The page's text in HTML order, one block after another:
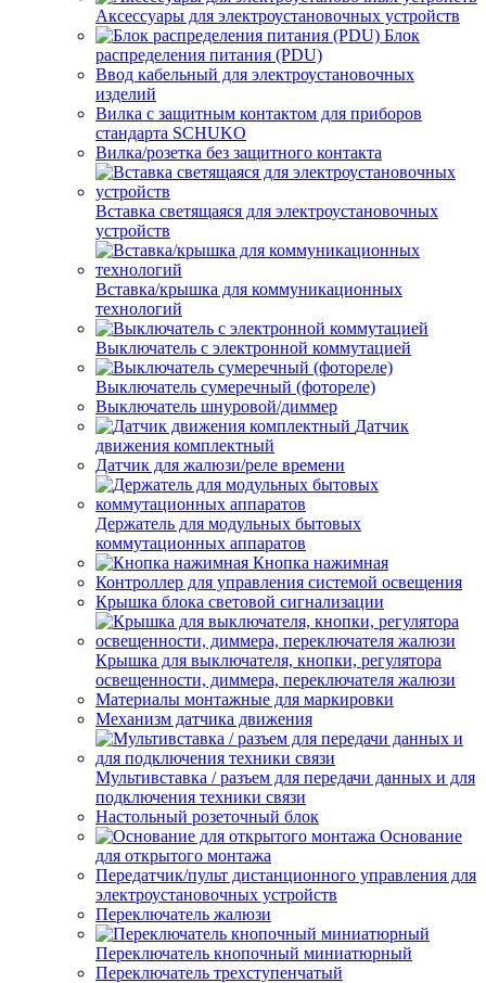
Аксессуары для электроустановочных устройств
Блок
распределения питания (PDU)
Ввод кабельный для электроустановочных
изделий
Вилка с защитным контактом для приборов
стандарта SCHUKO
Вилка/розетка без защитного контакта
Вставка светящаяся для электроустановочных
устройств
Вставка/крышка для коммуникационных
технологий
Выключатель с электронной коммутацией
Выключатель сумеречный (фотореле)
Выключатель шнуровой/диммер
Датчик
движения комплектный
Датчик для жалюзи/реле времени
Держатель для модульных бытовых
коммутационных аппаратов
Кнопка нажимная
Контроллер для управления системой освещения
Крышка блока световой сигнализации
Крышка для выключателя, кнопки, регулятора
освещенности, диммера, переключателя жалюзи
Материалы монтажные для маркировки
Механизм датчика движения
Мультивставка / разъем для передачи данных и для
подключения техники связи
Настольный розеточный блок
Основание
для открытого монтажа
Передатчик/пульт дистанционного управления для
электроустановочных устройств
Переключатель жалюзи
Переключатель кнопочный миниатюрный
Переключатель трехступенчатый